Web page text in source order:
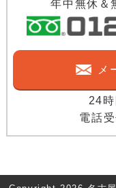
年中無休＆
メ
24
電話